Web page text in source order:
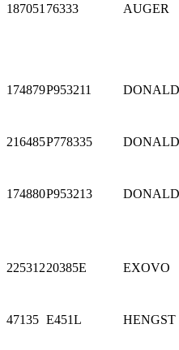
187051 76333 AUGER
174879P953211
216485P778335
174880P953213
22531220385E EXOVO
47135 E451L HENGST